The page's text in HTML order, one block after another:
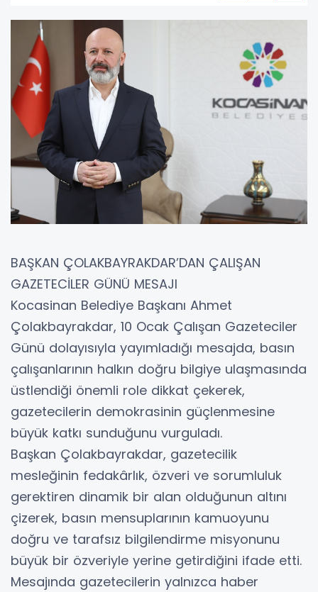
BAŞKAN ÇOLAKBAYRAKDAR’DAN ÇALIŞAN
GAZETECİLER GÜNÜ MESAJI
Kocasinan Belediye Başkanı Ahmet
Çolakbayrakdar, 10 Ocak Çalışan Gazeteciler
Günü dolayısıyla yayımladığı mesajda, basın
çalışanlarının halkın doğru bilgiye ulaşmasında
üstlendiği önemli role dikkat çekerek,
gazetecilerin demokrasinin güçlenmesine
büyük katkı sunduğunu vurguladı.
Başkan Çolakbayrakdar, gazetecilik
mesleğinin fedakârlık, özveri ve sorumluluk
gerektiren dinamik bir alan olduğunun altını
çizerek, basın mensuplarının kamuoyunu
doğru ve tarafsız bilgilendirme misyonunu
büyük bir özveriyle yerine getirdiğini ifade etti.
Mesajında gazetecilerin yalnızca haber